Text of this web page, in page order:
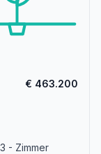
€ 463.200
- Zimmer